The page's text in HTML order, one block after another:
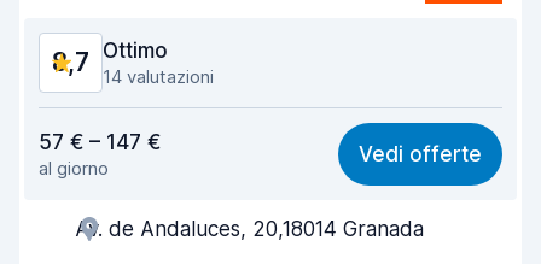
8,7 Ottimo
14 valutazioni
8,5
Facile da trovare 8,7
Gentilezza degli agenti
57 € – 147 €
al giorno
Vedi offerte
Av. de Andaluces, 20,18014 Granada